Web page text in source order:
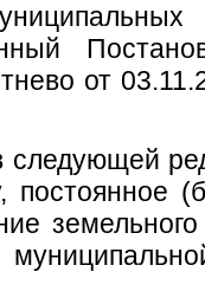
от
следующей
постоянное